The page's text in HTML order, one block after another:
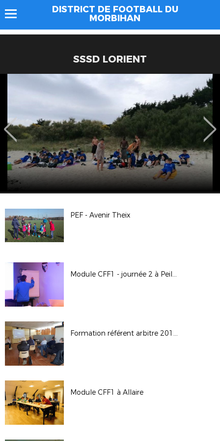
DISTRICT DE FOOTBALL DU
MORBIHAN
SSSD LORIENT
PEF - Avenir Theix
Module CFF1 - journée 2 à Peillac
Formation référent arbitre 2017-2018
Module CFF1 à Allaire